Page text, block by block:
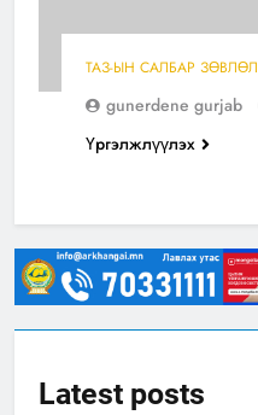
ТАЗ-ЫН САЛБАР ЗӨВЛӨЛ
gunerdene gurjab
Үргэлжлүүлэх
Latest posts